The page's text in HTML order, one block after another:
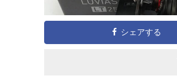
シェアする